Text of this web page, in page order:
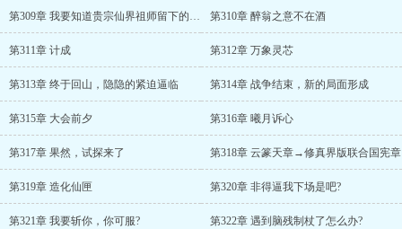
第309章 我要知道贵宗仙界祖师留下的信息! 第310章 醉翁之意不在酒
第311章 计成 第312章 万象灵芯
第313章 终于回山，隐隐的紧迫逼临 第314章 战争结束，新的局面形成
第315章 大会前夕 第316章 曦月诉心
第317章 果然，试探来了 第318章 云篆天章→修真界版联合国宪章
第319章 造化仙匣 第320章 非得逼我下场是吧?
第321章 我要斩你，你可服? 第322章 遇到脑残制杖了怎么办?